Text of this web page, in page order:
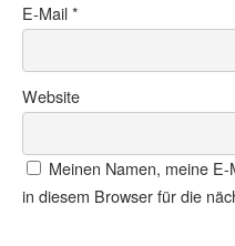
E-Mail*
Website
Meinen Namen, meine
in diesem Browser für die